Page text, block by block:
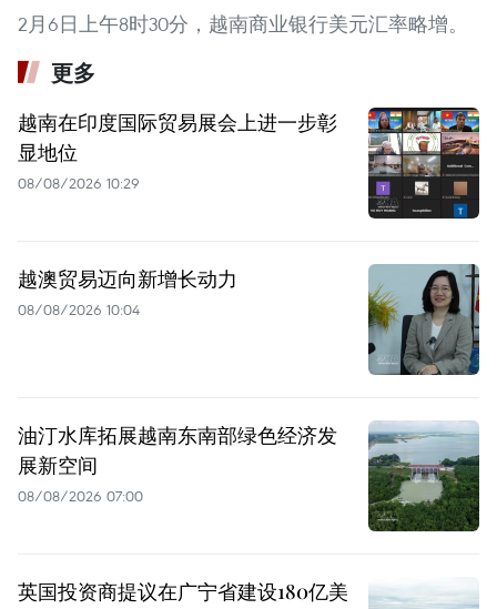
2月6日上午8时30分，越南商业银行美元汇率略增。
更多
越南在印度国际贸易展会上进一步彰
显地位
08/08/2026 10:29
越澳贸易迈向新增长动力
08/08/2026 10:04
油汀水库拓展越南东南部绿色经济发
展新空间
08/08/2026 07:00
英国投资商提议在广宁省建设180亿美